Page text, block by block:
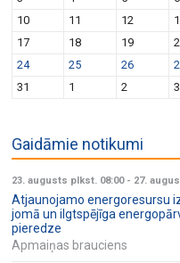
10
11 12
17
18 19
24
25 26
31
1 2 3
Gaidāmie notikumi
23. augusts plkst. 08:00- 27.
Atjaunojamo energoresursu
jomā un ilgtspējīga
pieredze
Apmaiņas brauciens